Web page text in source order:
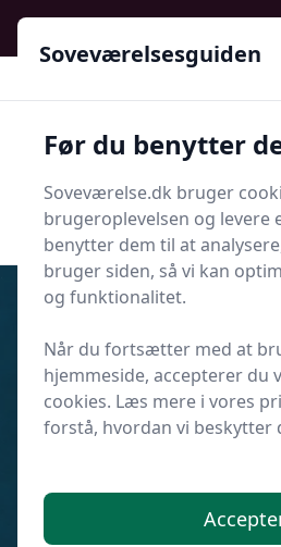
Søg nu
Søg nu
Udgivet i Senge og Madrasser
Sådan vasker du
korrekt uden at
Soveværelsesguiden
Før du benytter
Soveværelse.dk bruger
brugeroplevelsen og levere
benytter dem til at
bruger siden, så vi kan
og funktionalitet.
Når du fortsætter med at
hjemmeside, accepterer du
cookies. Læs mere i vores
forstå, hvordan vi beskytter